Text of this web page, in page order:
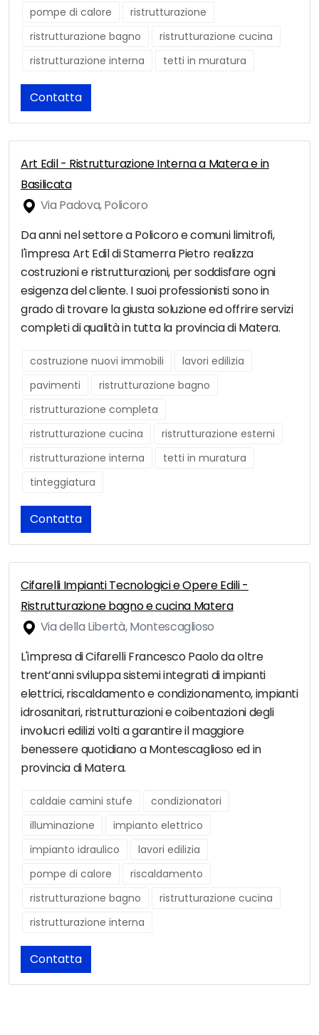
pompe di calore
ristrutturazione
ristrutturazione bagno
ristrutturazione cucina
ristrutturazione interna
tetti in muratura
Contatta
Art Edil - Ristrutturazione Interna a Matera e in
Basilicata
Via Padova, Policoro
Da anni nel settore a Policoro e comuni limitrofi,
l'impresa Art Edil di Stamerra Pietro realizza
costruzioni e ristrutturazioni, per soddisfare ogni
esigenza del cliente. I suoi professionisti sono in
grado di trovare la giusta soluzione ed offrire servizi
completi di qualità in tutta la provincia di Matera.
costruzione nuovi immobili
lavori edilizia
pavimenti
ristrutturazione bagno
ristrutturazione completa
ristrutturazione cucina
ristrutturazione esterni
ristrutturazione interna
tetti in muratura
tinteggiatura
Contatta
Cifarelli Impianti Tecnologici e Opere Edili -
Ristrutturazione bagno e cucina Matera
Via della Libertà, Montescaglioso
L'impresa di Cifarelli Francesco Paolo da oltre
trent’anni sviluppa sistemi integrati di impianti
elettrici, riscaldamento e condizionamento, impianti
idrosanitari, ristrutturazioni e coibentazioni degli
involucri edilizi volti a garantire il maggiore
benessere quotidiano a Montescaglioso ed in
provincia di Matera.
caldaie camini stufe
condizionatori
illuminazione
impianto elettrico
impianto idraulico
lavori edilizia
pompe di calore
riscaldamento
ristrutturazione bagno
ristrutturazione cucina
ristrutturazione interna
Contatta